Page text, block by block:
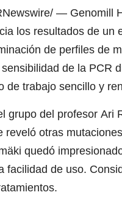
— Genomill
los resultados de un
de perfiles de
de la PCR
trabajo sencillo y
grupo del profesor Ari
otras
quedó
facilidad de uso.